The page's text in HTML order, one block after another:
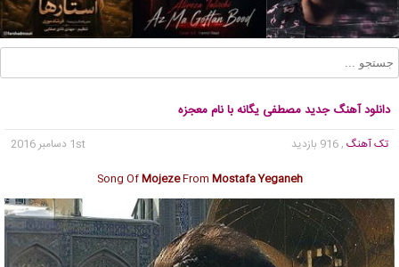
دانلود آهنگ جدید مصطفی یگانه با نام معجزه
تک آهنگ , 916 بازدید
1st دسامبر 2016
Song OfMojezeFrom Mostafa Yeganeh